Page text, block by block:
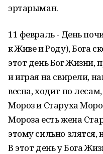
эртарыман.
11 февраль - День
к Живе и Роду), Бога
этот день Бог Жизни,
и играя на свирели,
весна, ходит по
Мороз и Старуха
Мороза есть жена
этому сильно злятся,
В этот день у Бога